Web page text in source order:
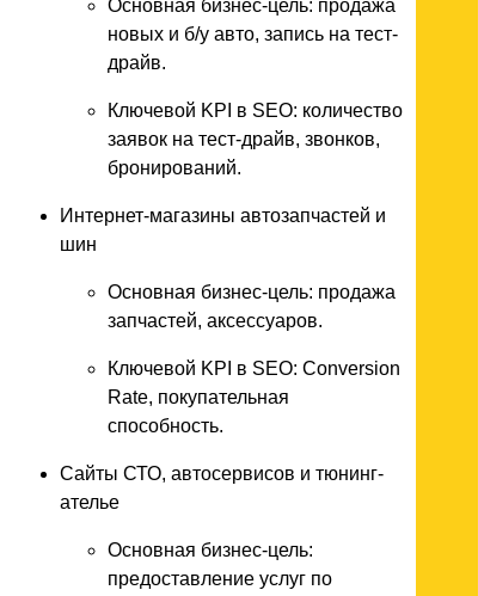
Основная бизнес-цель: продажа
новых и б/у авто, запись на тест-
драйв.
Ключевой KPI в SEO: количество
заявок на тест-драйв, звонков,
бронирований.
Интернет-магазины автозапчастей и
шин
Основная бизнес-цель: продажа
запчастей, аксессуаров.
Ключевой KPI в SEO: Conversion
Rate, покупательная
способность.
Сайты СТО, автосервисов и тюнинг-
ателье
Основная бизнес-цель:
предоставление услуг по